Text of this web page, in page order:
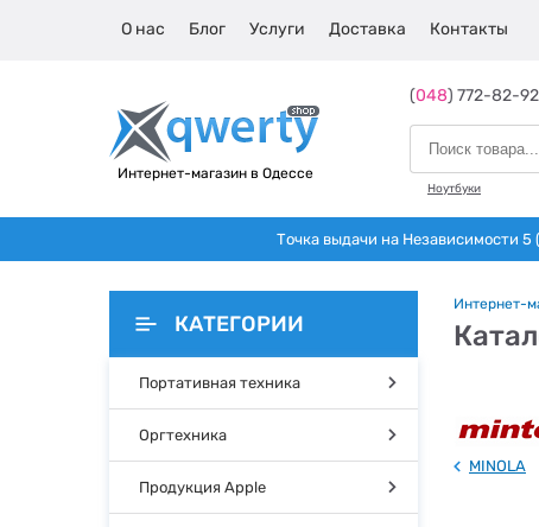
О нас Блог Услуги Доставка Контакты
Интернет-магазин в Одессе
(048) 772-82-92
Ноутбуки
Точка выдачи на Независимости
КАТЕГОРИИ
Портативная техника
Оргтехника
Продукция Apple
Интернет-
MINOLA